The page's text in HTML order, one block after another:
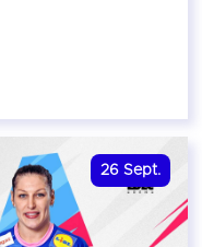
26 Sept.